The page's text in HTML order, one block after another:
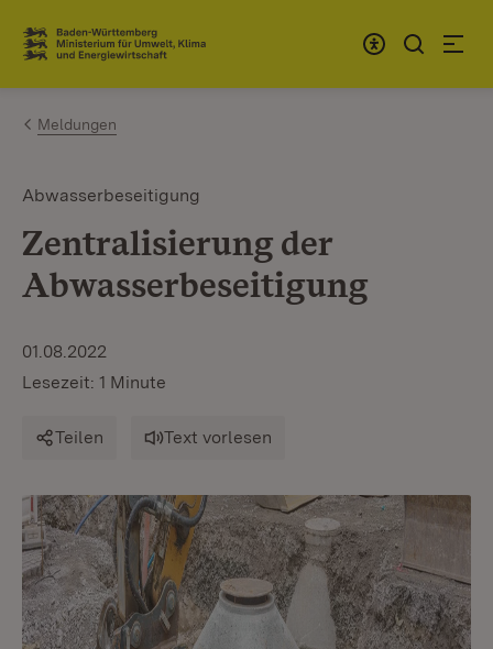
Zum Inhalt springen
Link zur Startseite
Meldungen
Abwasserbeseitigung
Zentralisierung der
Abwasserbeseitigung
01.08.2022
Lesezeit: 1 Minute
Teilen Text vorlesen